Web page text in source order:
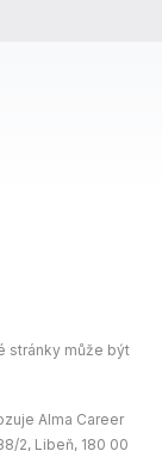
stránky může být
Alma Career
2, Libeň, 180 00